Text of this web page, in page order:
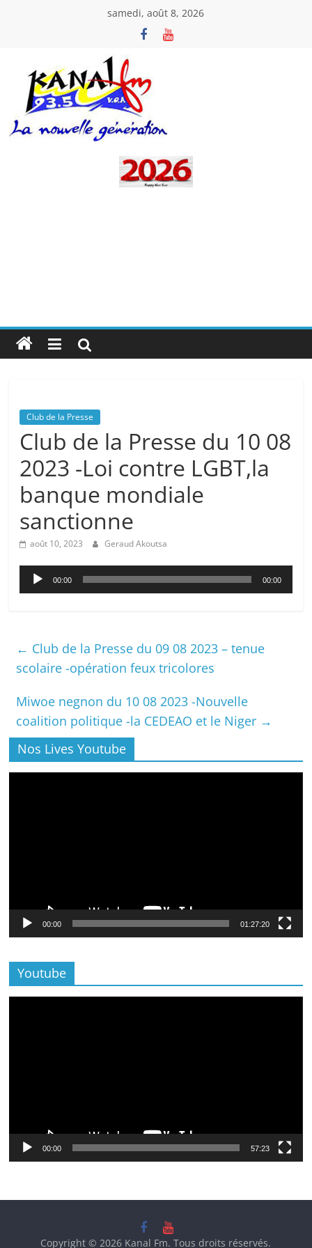
samedi, août 8, 2026
Kanal
Club de la Presse
Club de la Presse du 10 08
2023 -Loi contre LGBT,la
banque mondiale
sanctionne
août 10, 2023 Geraud Akoutsa
Lecteur
audio
00:00 00:00
← Club de la Presse du 09 08 2023 – tenue
scolaire -opération feux tricolores
Miwoe negnon du 10 08 2023 -Nouvelle
coalition politique -la CEDEAO et le Niger →
Nos Lives Youtube
00:00 01:27:20
Youtube
00:00 57:23
Copyright © 2026 Kanal Fm. Tous droits réservés.